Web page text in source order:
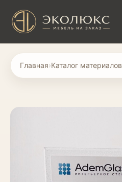
Главная›Каталог материалов